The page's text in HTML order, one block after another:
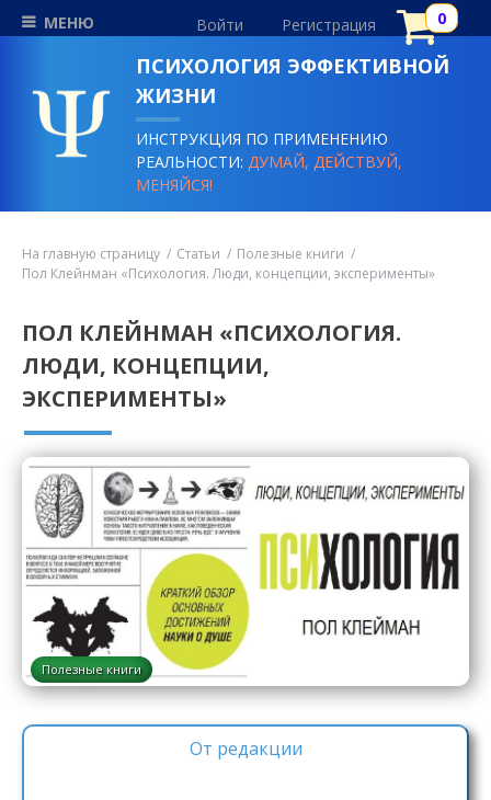
МЕНЮ Войти Регистрация
ПСИХОЛОГИЯ ЭФФЕКТИВНОЙ
ЖИЗНИ
ИНСТРУКЦИЯ ПО ПРИМЕНЕНИЮ
РЕАЛЬНОСТИ:ДУМАЙ, ДЕЙСТВУЙ,
МЕНЯЙСЯ!
На главную страницу Статьи
Полезные книги
Пол Клейнман «Психология. Люди, концепции, эксперименты»
ПОЛ КЛЕЙНМАН «ПСИХОЛОГИЯ.
ЛЮДИ, КОНЦЕПЦИИ,
ЭКСПЕРИМЕНТЫ»
Полезные книги
От редакции